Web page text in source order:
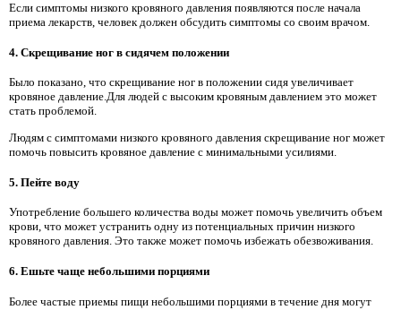
Если симптомы низкого кровяного давления появляются после начала
приема лекарств, человек должен обсудить симптомы со своим врачом.
4. Скрещивание ног в сидячем положении
Было показано, что скрещивание ног в положении сидя увеличивает
кровяное давление.Для людей с высоким кровяным давлением это может
стать проблемой.
Людям с симптомами низкого кровяного давления скрещивание ног может
помочь повысить кровяное давление с минимальными усилиями.
5. Пейте воду
Употребление большего количества воды может помочь увеличить объем
крови, что может устранить одну из потенциальных причин низкого
кровяного давления. Это также может помочь избежать обезвоживания.
6. Ешьте чаще небольшими порциями
Более частые приемы пищи небольшими порциями в течение дня могут